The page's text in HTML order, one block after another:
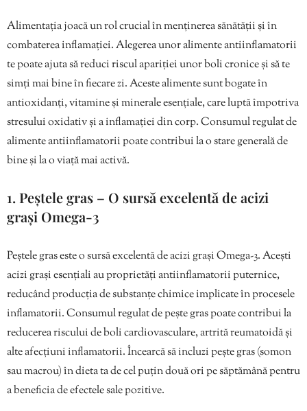
Alimentația joacă un rol crucial în menținerea sănătății și în
combaterea inflamației. Alegerea unor alimente antiinflamatorii
te poate ajuta să reduci riscul apariției unor boli cronice și să te
simți mai bine în fiecare zi. Aceste alimente sunt bogate în
antioxidanți, vitamine și minerale esențiale, care luptă împotriva
stresului oxidativ și a inflamației din corp. Consumul regulat de
alimente antiinflamatorii poate contribui la o stare generală de
bine și la o viață mai activă.
1. Peștele gras – O sursă excelentă de acizi
grași Omega-3
Peștele gras este o sursă excelentă de acizi grași Omega-3. Acești
acizi grași esențiali au proprietăți antiinflamatorii puternice,
reducând producția de substanțe chimice implicate în procesele
inflamatorii. Consumul regulat de pește gras poate contribui la
reducerea riscului de boli cardiovasculare, artrită reumatoidă și
alte afecțiuni inflamatorii. Încearcă să incluzi pește gras (somon
sau macrou) în dieta ta de cel puțin două ori pe săptămână pentru
a beneficia de efectele sale pozitive.